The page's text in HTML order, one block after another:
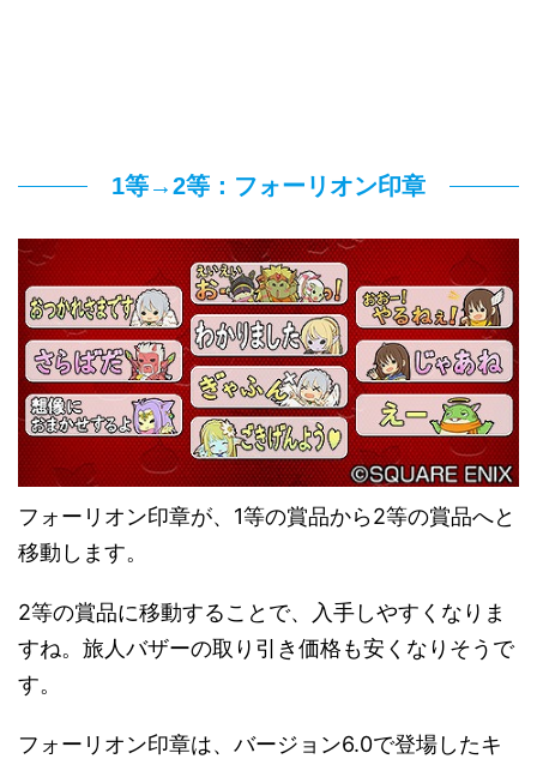
1等→2等：フォーリオン印章
フォーリオン印章が、1等の賞品から2等の賞品へと
移動します。
2等の賞品に移動することで、入手しやすくなりま
すね。旅人バザーの取り引き価格も安くなりそうで
す。
フォーリオン印章は、バージョン6.0で登場したキ